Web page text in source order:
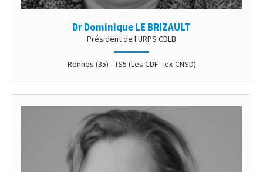
Dr Dominique LE BRIZAULT
Président de l'URPS CDLB
Rennes (35) - TS5 (Les CDF - ex-CNSD)